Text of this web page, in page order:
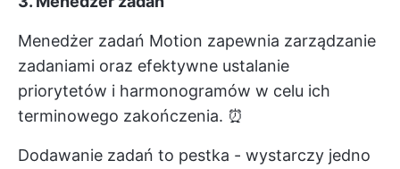
Menedżer zadań Motion zapewnia zarządzanie
zadaniami oraz efektywne ustalanie
priorytetów i harmonogramów w celu ich
terminowego zakończenia. ⏰
Dodawanie zadań to pestka - wystarczy jedno